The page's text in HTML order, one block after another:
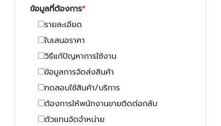
ข้อมูลที่ต้องการ
รายละเอียด
ใบเสนอราคา
วิธีแก้ปัญหาการใช้งาน
ข้อมูลการจัดส่งสินค้า
ทดสอบใช้สินค้า/บริการ
ต้องการให้พนักงานขายติดต่อกลับ
ตัวแทนจัดจำหน่าย